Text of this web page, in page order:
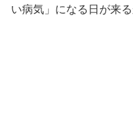
い病気」になる日が来る